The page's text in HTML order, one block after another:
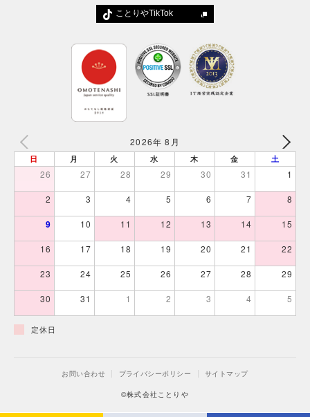
ことりやTikTok
2026年 8月
日 月 火 水 木 金 土
26 27 28 29 30 31 1
2 3 4 5 6 7 8
9 10 11 12 13 14 15
16 17 18 19 20 21 22
23 24 25 26 27 28 29
30 31 1 2 3 4 5
定休日
お問い合わせ プライバシーポリシー サイトマップ
©株式会社ことりや